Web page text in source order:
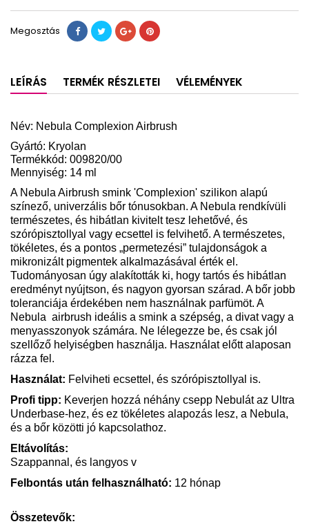
Megosztás
LEÍRÁS TERMÉK RÉSZLETEI VÉLEMÉNYEK
Név: Nebula Complexion Airbrush
Gyártó: Kryolan
Termékkód: 009820/00
Mennyiség: 14 ml
A Nebula Airbrush smink 'Complexion' szilikon alapú
színező, univerzális bőr tónusokban. A Nebula rendkívüli
természetes, és hibátlan kivitelt tesz lehetővé, és
szórópisztollyal vagy ecsettel is felvihető. A természetes,
tökéletes, és a pontos „permetezési” tulajdonságok a
mikronizált pigmentek alkalmazásával érték el.
Tudományosan úgy alakították ki, hogy tartós és hibátlan
eredményt nyújtson, és nagyon gyorsan szárad. A bőr jobb
toleranciája érdekében nem használnak parfümöt. A
Nebula airbrush ideális a smink a szépség, a divat vagy a
menyasszonyok számára. Ne lélegezze be, és csak jól
szellőző helyiségben használja. Használat előtt alaposan
rázza fel.
Használat: Felviheti ecsettel, és szórópisztollyal is.
Profi tipp: Keverjen hozzá néhány csepp Nebulát az Ultra
Underbase-hez, és ez tökéletes alapozás lesz, a Nebula,
és a bőr közötti jó kapcsolathoz.
Eltávolítás:
Szappannal, és langyos v
Felbontás után felhasználható: 12 hónap
Összetevők: